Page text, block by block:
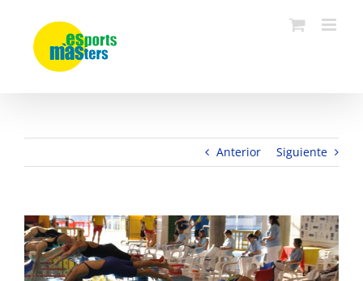
contenido
Anterior Siguiente